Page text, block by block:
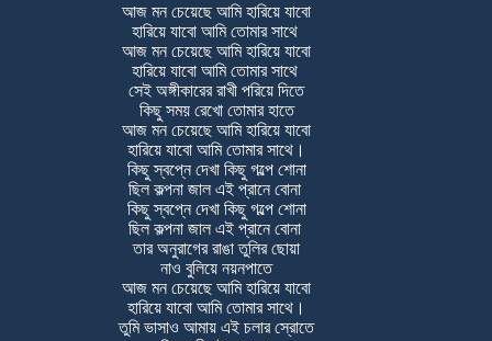
আজ মন চেয়েছে আমি হারিয়ে যাবো
হারিয়ে যাবো আমি তোমার সাথে
আজ মন চেয়েছে আমি হারিয়ে যাবো
হারিয়ে যাবো আমি তোমার সাথে
সেই অঙ্গীকারের রাখী পরিয়ে দিতে
কিছু সময় রেখো তোমার হাতে
আজ মন চেয়েছে আমি হারিয়ে যাবো
হারিয়ে যাবো আমি তোমার সাথে।
কিছু স্বপ্নে দেখা কিছু গল্পে শোনা
ছিল কল্পনা জাল এই প্রানে বোনা
কিছু স্বপ্নে দেখা কিছু গল্পে শোনা
ছিল কল্পনা জাল এই প্রানে বোনা
তার অনুরাগের রাঙা তুলির ছোয়া
নাও বুলিয়ে নয়নপাতে
আজ মন চেয়েছে আমি হারিয়ে যাবো
হারিয়ে যাবো আমি তোমার সাথে।
তুমি ভাসাও আমায় এই চলার স্রোতে